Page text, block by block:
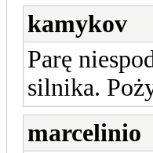
kamykov
Parę
silnika.
marcelinio